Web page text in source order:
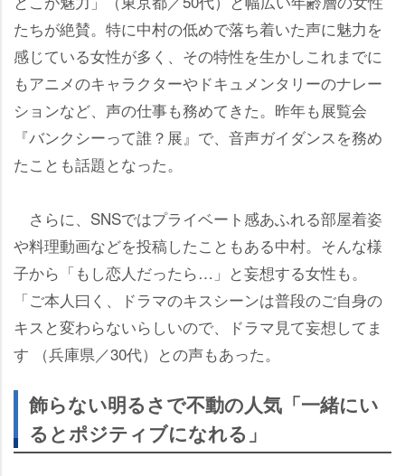
たちが絶賛。特に中村の低めで落ち着いた声に魅力を
感じている女性が多く、その特性を生かしこれまでに
もアニメのキャラクターやドキュメンタリーのナレー
ションなど、声の仕事も務めてきた。昨年も展覧会
『バンクシーって誰？展』で、音声ガイダンスを務め
たことも話題となった。
さらに、SNSではプライベート感あふれる部屋着姿
料理動画などを投稿したこともある中村。そんな様
子から「もし恋人だったら…」と妄想する女性も。
「ご本人曰く、ドラマのキスシーンは普段のご自身の
キスと変わらないらしいので、ドラマ見て妄想してま
す （兵庫県／30代）との声もあった。
飾らない明るさで不動の人気「一緒にい
るとポジティブになれる」